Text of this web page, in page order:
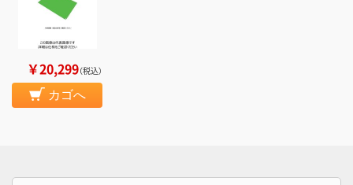
￥20,299（税込）
カゴへ